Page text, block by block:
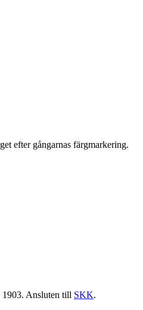
efter gångarnas färgmarkering.
1903. Ansluten till SKK.